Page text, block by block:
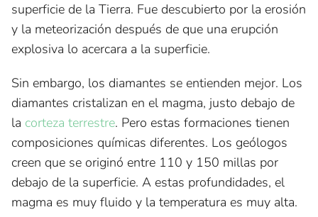
superficie de la Tierra. Fue descubierto por la erosión
y la meteorización después de que una erupción
explosiva lo acercara a la superficie.
Sin embargo, los diamantes se entienden mejor. Los
diamantes cristalizan en el magma, justo debajo de
la corteza terrestre. Pero estas formaciones tienen
composiciones químicas diferentes. Los geólogos
creen que se originó entre 110 y 150 millas por
debajo de la superficie. A estas profundidades, el
magma es muy fluido y la temperatura es muy alta.